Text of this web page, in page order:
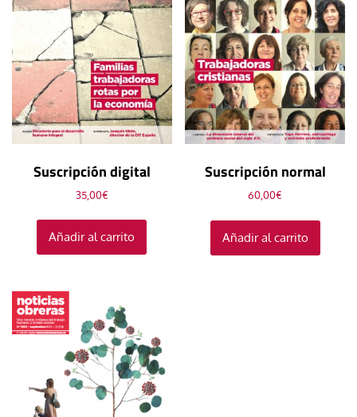
Suscripción digital
35,00€
Añadir al carrito
Suscripción normal
60,00€
Añadir al carrito